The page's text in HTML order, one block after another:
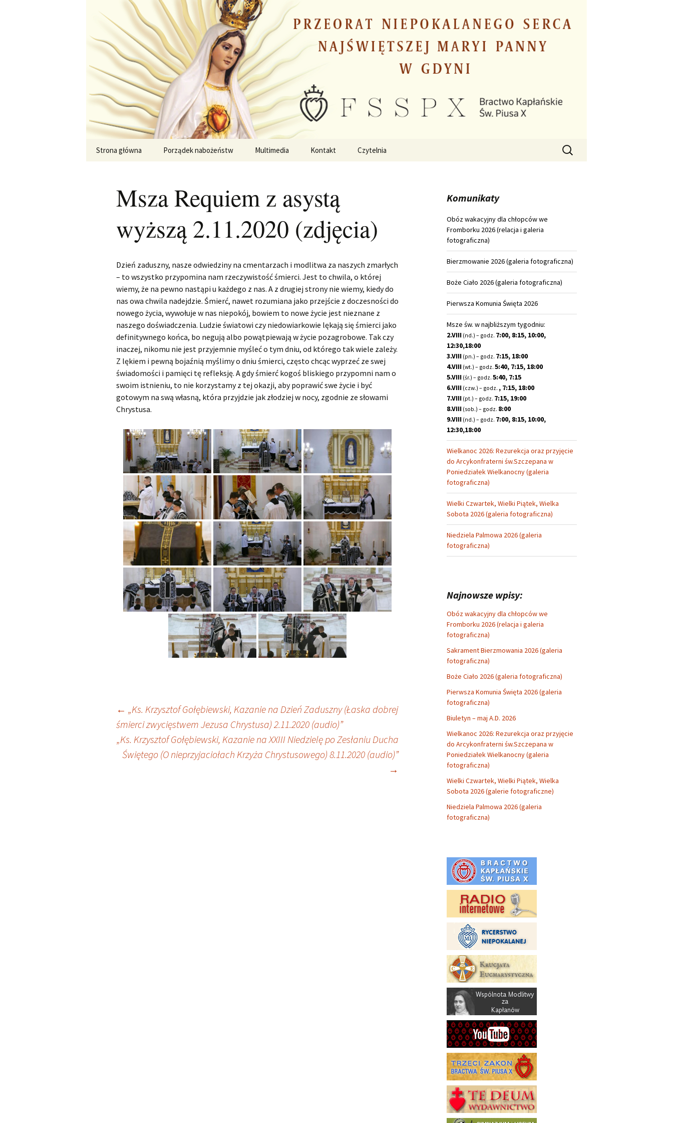
Strona główna Porządek nabożeństw Multimedia Kontakt Czytelnia
Szukaj:
Msza Requiem z asystą
wyższą 2.11.2020 (zdjęcia)
Dzień zaduszny, nasze odwiedziny na cmentarzach i modlitwa za naszych zmarłych
– to wszystko przypomina nam rzeczywistość śmierci. Jest to chwila, o której
wiemy, że na pewno nastąpi u każdego z nas. A z drugiej strony nie wiemy, kiedy do
nas owa chwila nadejdzie. Śmierć, nawet rozumiana jako przejście z doczesności do
nowego życia, wywołuje w nas niepokój, bowiem to nowe życie jest nieznane z
naszego doświadczenia. Ludzie światowi czy niedowiarkowie lękają się śmierci jako
definitywnego końca, bo negują albo powątpiewają w życie pozagrobowe. Tak czy
inaczej, nikomu nie jest przyjemnie myśleć o tym dniu, od którego tak wiele zależy.
Z lękiem i pewną bojaźnią myślimy o dniu śmierci, często chcąc wyprzeć ze swej
świadomości i pamięci tę refleksję. A gdy śmierć kogoś bliskiego przypomni nam o
swoim istnieniu, to nie korzystamy z tej okazji, aby poprawić swe życie i być
gotowym na swą własną, która przyjdzie jak złodziej w nocy, zgodnie ze słowami
Chrystusa.
Nawigacja
wpisu
← „Ks. Krzysztof Gołębiewski, Kazanie na Dzień Zaduszny (Łaska dobrej
śmierci zwycięstwem Jezusa Chrystusa) 2.11.2020 (audio)”
„Ks. Krzysztof Gołębiewski, Kazanie na XXIII Niedzielę po Zesłaniu Ducha
Świętego (O nieprzyjaciołach Krzyża Chrystusowego) 8.11.2020 (audio)”
→
Komunikaty
Obóz wakacyjny dla chłopców we
Fromborku 2026 (relacja i galeria
fotograficzna)
Bierzmowanie 2026 (galeria fotograficzna)
Boże Ciało 2026 (galeria fotograficzna)
Pierwsza Komunia Święta 2026
Msze św. w najbliższym tygodniu:
2.VIII (nd.) – godz. 7:00, 8:15, 10:00,
12:30,18:00
3.VIII (pn.) – godz. 7:15, 18:00
4.VIII (wt.) – godz. 5:40, 7:15, 18:00
5.VIII (śr.) – godz. 5:40, 7:15
6.VIII (czw.) – godz. , 7:15, 18:00
7.VIII (pt.) – godz. 7:15, 19:00
8.VIII (sob.) – godz. 8:00
9.VIII (nd.) – godz. 7:00, 8:15, 10:00,
12:30,18:00
Wielkanoc 2026: Rezurekcja oraz przyjęcie
do Arcykonfraterni św.Szczepana w
Poniedziałek Wielkanocny (galeria
fotograficzna)
Wielki Czwartek, Wielki Piątek, Wielka
Sobota 2026 (galeria fotograficzna)
Niedziela Palmowa 2026 (galeria
fotograficzna)
Najnowsze wpisy:
Obóz wakacyjny dla chłopców we
Fromborku 2026 (relacja i galeria
fotograficzna)
Sakrament Bierzmowania 2026 (galeria
fotograficzna)
Boże Ciało 2026 (galeria fotograficzna)
Pierwsza Komunia Święta 2026 (galeria
fotograficzna)
Biuletyn – maj A.D. 2026
Wielkanoc 2026: Rezurekcja oraz przyjęcie
do Arcykonfraterni św.Szczepana w
Poniedziałek Wielkanocny (galeria
fotograficzna)
Wielki Czwartek, Wielki Piątek, Wielka
Sobota 2026 (galerie fotograficzne)
Niedziela Palmowa 2026 (galeria
fotograficzna)